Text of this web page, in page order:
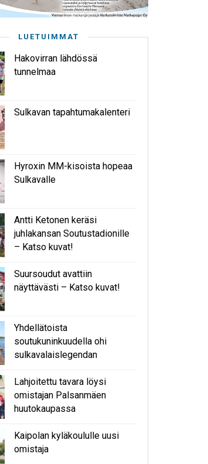
LUETUIMMAT
Hakovirran lähdössä
tunnelmaa
Sulkavan tapahtumakalenteri
Hyroxin MM-kisoista hopeaa
Sulkavalle
Antti Ketonen keräsi
juhlakansan Soutustadionille
– Katso kuvat!
Suursoudut avattiin
näyttävästi – Katso kuvat!
Yhdellätoista
soutukuninkuudella ohi
sulkavalaislegendan
Lahjoitettu tavara löysi
omistajan Palsanmäen
huutokaupassa
Kaipolan kyläkoululle uusi
omistaja